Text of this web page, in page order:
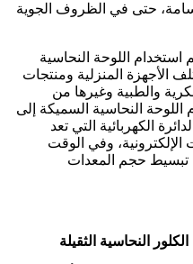
سامة، حتى في الظروف الجوية
استخدام اللوحة النحاسية
الأجهزة المنزلية ومنتجات
والطبية وغيرها من
اللوحة النحاسية السميكة إلى
الكهربائية التي تعد
وفي الوقت
حجم المعدات
النحاسية الثقيلة